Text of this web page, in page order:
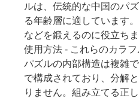
ルは、伝統的な中国のパ
る年齢層に適しています
などを鍛えるのに役立ちま
使用方法 - これらのカラ
パズルの内部構造は複雑
で構成されており、分解
りません。組み立てる正